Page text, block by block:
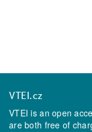
VTEI.cz
VTEI is an open
are both free of